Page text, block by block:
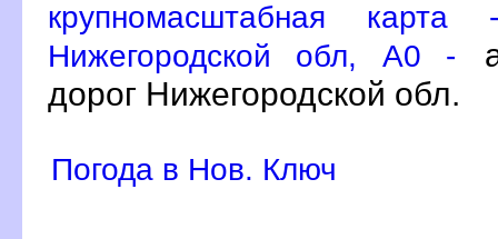
крупномасштабная карта
Нижегородской обл, A0 -
дорог Нижегородской обл.
Погода в Нов. Ключ